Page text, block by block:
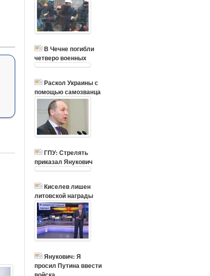
В Чечне погибли
четверо военных
Раскол Украины с
помощью самозванца
ГПУ: Стрелять
приказал Янукович
Киселев лишен
литовской награды
Янукович: Я
просил Путина ввести